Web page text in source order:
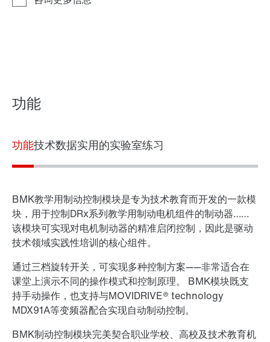
功能
功能技术数据实用的实验室练习
BMK教学用制动控制模块是专为技术教育而开发的一款模
块，用于控制DRx系列教学用制动电机组件的制动器……
该模块可实现对电机制动器的精准启闭控制，因此是驱动
技术领域实践性培训的核心组件。
通过三档旋转开关，可实现多种控制方案——非常适合在
课堂上演示不同的操作模式和控制原理。 BMK模块既支
持手动操作，也支持与MOVIDRIVE® technology
MDX91A等变频器配合实现自动制动控制。
BMK制动控制模块完美契合职业学校、高校及技术教育机